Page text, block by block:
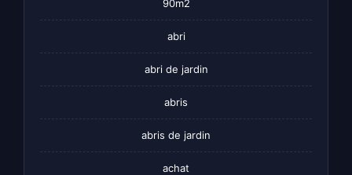
90m2
abri
abri de jardin
abris
abris de jardin
achat